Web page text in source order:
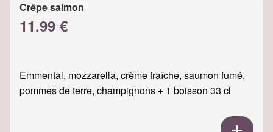
Crêpe salmon
11.99 €
Emmental, mozzarella, crème fraîche, saumon fumé,
pommes de terre, champignons + 1 boisson 33 cl